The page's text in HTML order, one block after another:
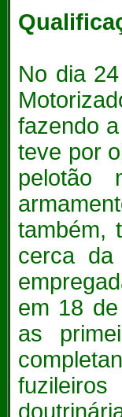
No dia
fazendo
teve por
pelotão
também,
cerca da
em 18
as